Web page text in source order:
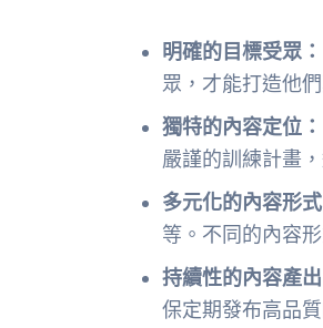
明確的目標受眾：
眾，才能打造他
獨特的內容定位：
嚴謹的訓練計畫
多元化的內容形式
等。不同的內容
持續性的內容產出
保定期發布高品質